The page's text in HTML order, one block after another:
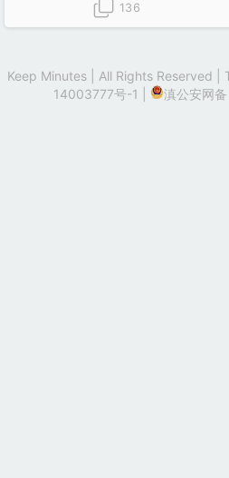
136
Keep Minutes | All Rights Reserved |
14003777号-1
滇公安网